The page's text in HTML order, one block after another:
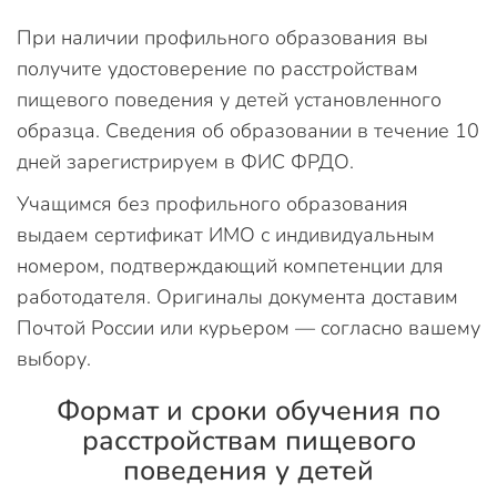
При наличии профильного образования вы
получите удостоверение по расстройствам
пищевого поведения у детей установленного
образца. Сведения об образовании в течение 10
дней зарегистрируем в ФИС ФРДО.
Учащимся без профильного образования
выдаем сертификат ИМО с индивидуальным
номером, подтверждающий компетенции для
работодателя. Оригиналы документа доставим
Почтой России или курьером — согласно вашему
выбору.
Формат и сроки обучения по
расстройствам пищевого
поведения у детей